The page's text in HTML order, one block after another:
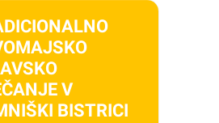
V
BISTRICI